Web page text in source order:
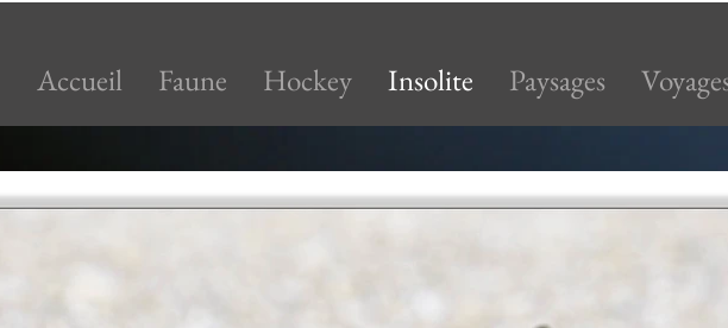
Accueil Faune Hockey Insolite Paysages